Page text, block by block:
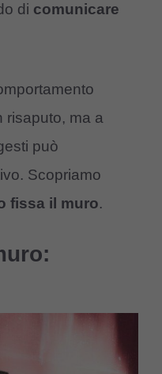
di comunicare
risaputo, ma a
può
Scopriamo
fissa il muro.